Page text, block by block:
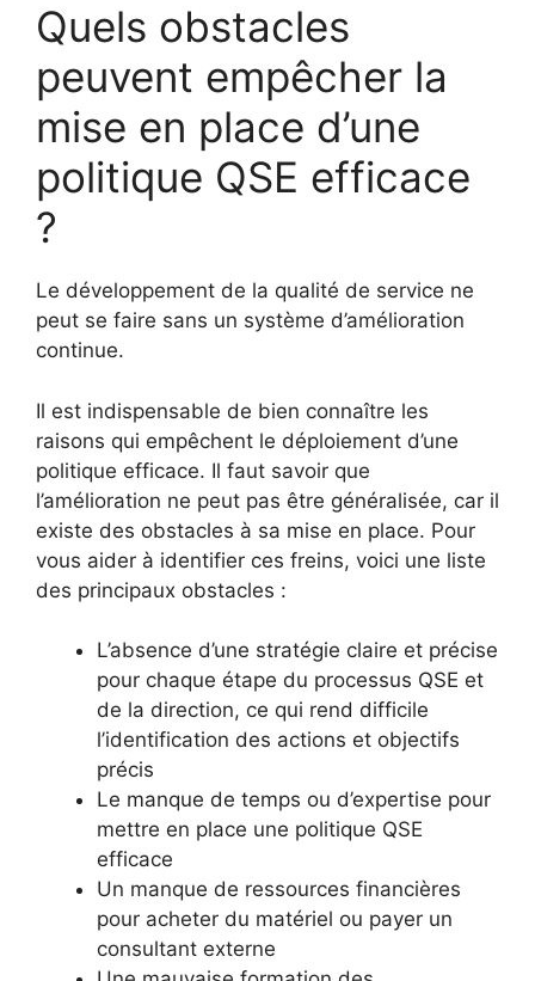
Quels obstacles
peuvent empêcher la
mise en place d’une
politique QSE efficace
?
Le développement de la qualité de service ne
peut se faire sans un système d’amélioration
continue.
Il est indispensable de bien connaître les
raisons qui empêchent le déploiement d’une
politique efficace. Il faut savoir que
l’amélioration ne peut pas être généralisée, car il
existe des obstacles à sa mise en place. Pour
vous aider à identifier ces freins, voici une liste
des principaux obstacles :
L’absence d’une stratégie claire et précise
pour chaque étape du processus QSE et
de la direction, ce qui rend difficile
l’identification des actions et objectifs
précis
Le manque de temps ou d’expertise pour
mettre en place une politique QSE
efficace
Un manque de ressources financières
pour acheter du matériel ou payer un
consultant externe